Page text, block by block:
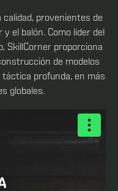
provenientes de
el balón. Como líder del
SkillCorner proporciona
de modelos
profunda, en más
globales.